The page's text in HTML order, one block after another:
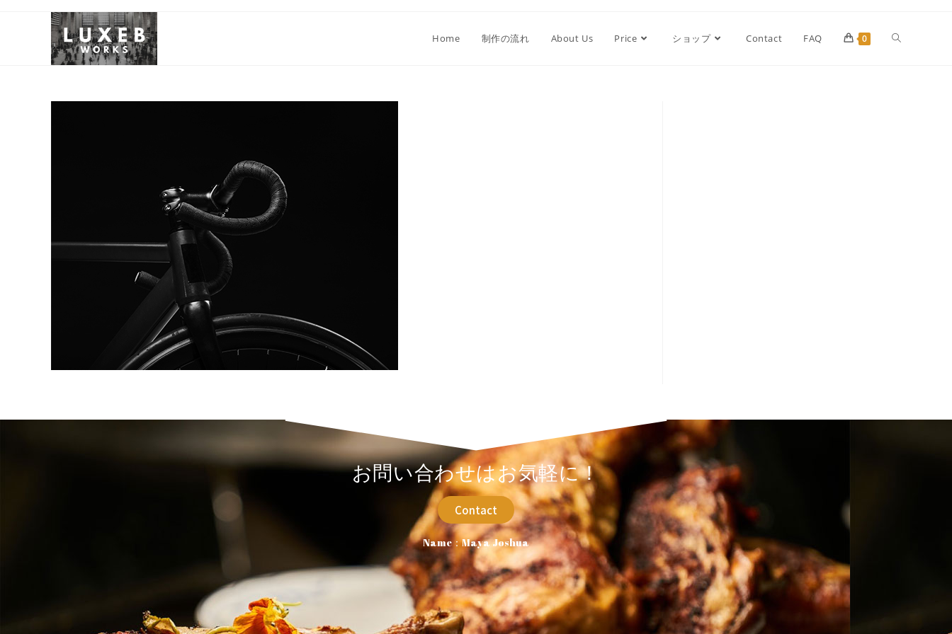
Home 制作の流れ About Us Price ショップ Contact FAQ 0
お問い合わせはお気軽に！
Contact
Name：Maya Joshua